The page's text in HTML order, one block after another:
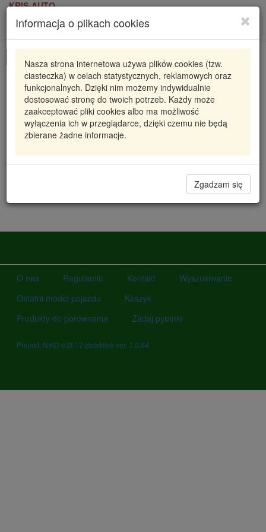
KRIS-AUTO
Informacja o plikach cookies
Nasza strona internetowa używa plików cookies (tzw.
ciasteczka) w celach statystycznych, reklamowych oraz
funkcjonalnych. Dzięki nim możemy indywidualnie
dostosować stronę do twoich potrzeb. Każdy może
zaakceptować pliki cookies albo ma możliwość
wyłączenia ich w przeglądarce, dzięki czemu nie będą
zbierane żadne informacje.
Zgadzam się
Karta produktu
81907 3RG 3RG
ZESTAW USZCZELEK KPL.8 SZT /GUMA+CU/
33,31 zł
Filia Lublin 0
O nas Regulamin Kontakt
Wyszukiwanie
Ostatni model pojazdu
Koszyk
Produkty do porównania
Zadaj pytanie
Projekt: NIKO ©2017 dataWeb ver. 1.0.84